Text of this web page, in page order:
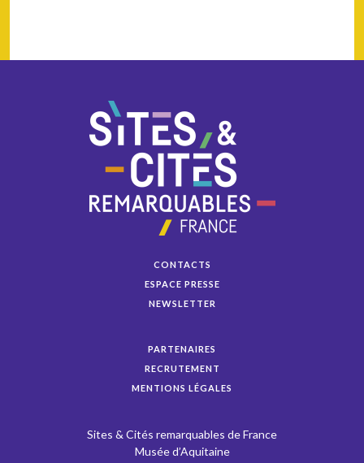
CONTACTS
ESPACE PRESSE
NEWSLETTER
PARTENAIRES
RECRUTEMENT
MENTIONS LÉGALES
Sites & Cités remarquables de France
Musée d’Aquitaine